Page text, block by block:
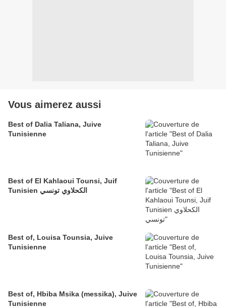
Vous aimerez aussi
Best of Dalia Taliana, Juive
Tunisienne
Best of El Kahlaoui Tounsi, Juif
Tunisien الكحلاوي تونسي
Best of, Louisa Tounsia, Juive
Tunisienne
Best of, Hbiba Msika (messika), Juive
Tunisienne